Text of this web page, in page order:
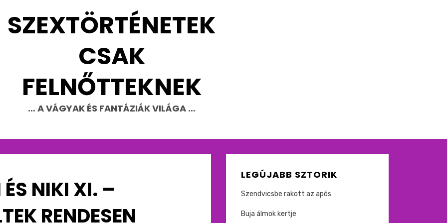
SZEXTÖRTÉNETEK
CSAK
FELNŐTTEKNEK
… A VÁGYAK ÉS FANTÁZIÁK VILÁGA …
NIKI XI. –
RENDESEN
LEGÚJABB SZTORIK
Szendvicsbe rakott az após
Buja álmok kertje